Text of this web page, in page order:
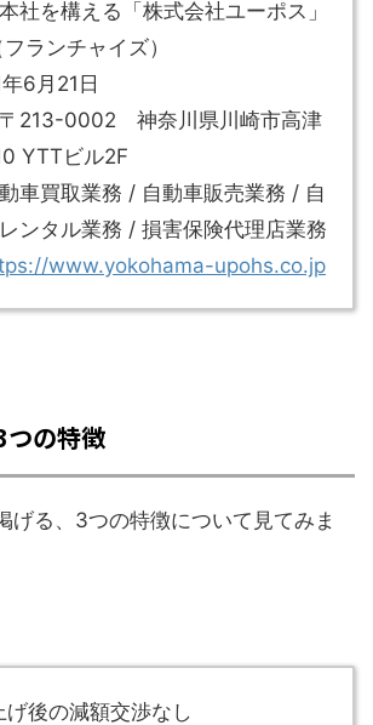
社を構える「株式会社ユーポス」
ランチャイズ）
6月21日
213-0002 神奈川県川崎市高津
YTTビル2F
車買取業務 / 自動車販売業務 / 自
ンタル業務 / 損害保険代理店業務
www.yokohama-upohs.co.jp
の特徴
げる、3つの特徴について見てみま
げ後の減額交渉なし